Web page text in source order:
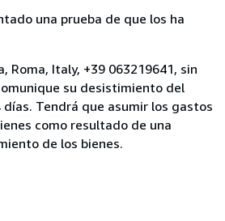
una prueba de que los ha
Roma, Italy, +39 063219641, sin
su desistimiento del
Tendrá que asumir los gastos
como resultado de una
de los bienes.